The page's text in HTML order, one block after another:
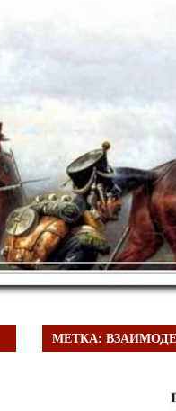
МЕТКА: